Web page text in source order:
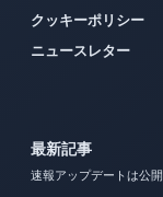
クッキーポリシー
ニュースレター
最新記事
速報アップデートは公